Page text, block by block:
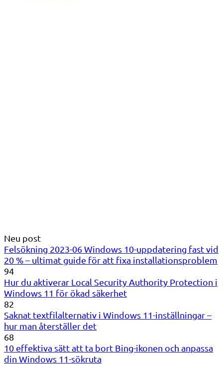
Neu post
Felsökning 2023-06 Windows 10-uppdatering fast vid
20 % – ultimat guide för att fixa installationsproblem
94
Hur du aktiverar Local Security Authority Protection i
Windows 11 för ökad säkerhet
82
Saknat textfilalternativ i Windows 11-inställningar –
hur man återställer det
68
10 effektiva sätt att ta bort Bing-ikonen och anpassa
din Windows 11-sökruta